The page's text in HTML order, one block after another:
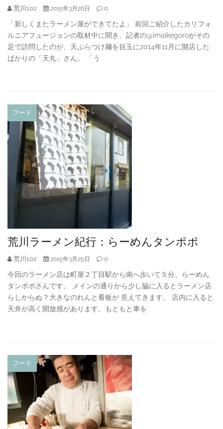
荒川102 2015年3月26日 0
「新しくまたラーメン屋ができてたよ」 前回ご紹介したカリフォ
ルニアフュージョンの取材中に聞き、記者の@imaikegoroがその
足で訪問したのが、天ぷらつけ麺を目玉に2014年11月に開店した
ばかりの「天丸」さん。 「う
フード
荒川ラーメン紀行：らーめんタンポポ
荒川102 2015年3月25日 0
今回のラーメン店は町屋２丁目駅から南へ歩いて５分、らーめん
タンポポさんです。 メインの通りから少し脇に入るとラーメン店
らしからぬ？大きなのれんと看板が 見えてきます。 店内に入ると
天井が高く開放感があります。もともと車を
フード